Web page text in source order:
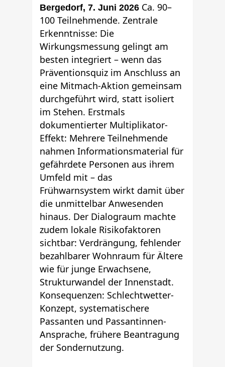
Bergedorf, 7. Juni 2026 Ca. 90–
100 Teilnehmende. Zentrale
Erkenntnisse: Die
Wirkungsmessung gelingt am
besten integriert – wenn das
Präventionsquiz im Anschluss an
eine Mitmach-Aktion gemeinsam
durchgeführt wird, statt isoliert
im Stehen. Erstmals
dokumentierter Multiplikator-
Effekt: Mehrere Teilnehmende
nahmen Informationsmaterial für
gefährdete Personen aus ihrem
Umfeld mit – das
Frühwarnsystem wirkt damit über
die unmittelbar Anwesenden
hinaus. Der Dialograum machte
zudem lokale Risikofaktoren
sichtbar: Verdrängung, fehlender
bezahlbarer Wohnraum für Ältere
wie für junge Erwachsene,
Strukturwandel der Innenstadt.
Konsequenzen: Schlechtwetter-
Konzept, systematischere
Passanten und Passantinnen-
Ansprache, frühere Beantragung
der Sondernutzung.